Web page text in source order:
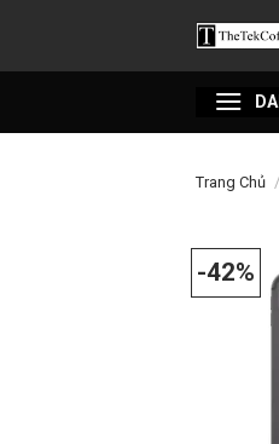
nội
Trang Chủ /
-42%